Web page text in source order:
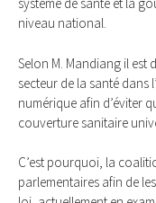
niveau national.
Selon M. Mandiang il est
secteur de la santé
numérique afin d’éviter
couverture sanitaire
C’est pourquoi, la
parlementaires afin de